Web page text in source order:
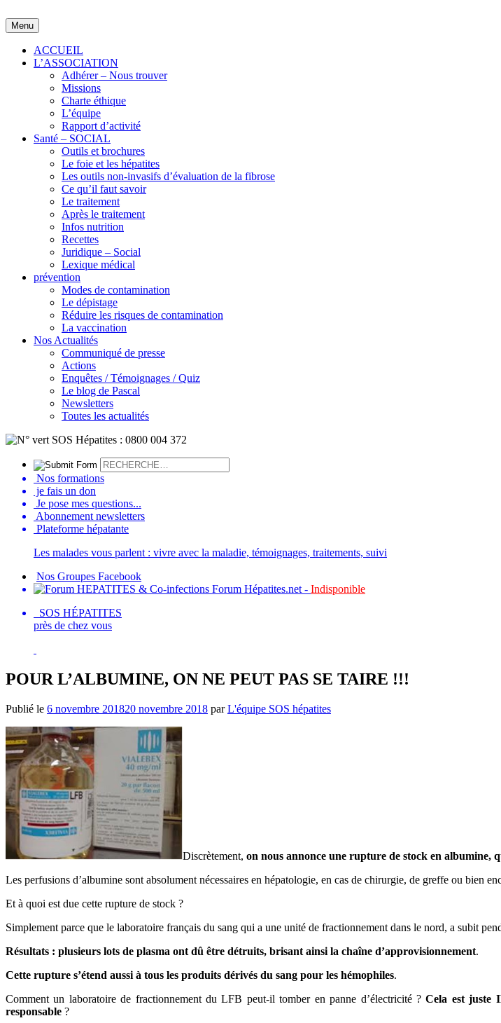
to
content
Menu
ACCUEIL
L’ASSOCIATION
Adhérer – Nous trouver
Missions
Charte éthique
L’équipe
Rapport d’activité
Santé – SOCIAL
Outils et brochures
Le foie et les hépatites
Les outils non-invasifs d’évaluation de la fibrose
Ce qu’il faut savoir
Le traitement
Après le traitement
Infos nutrition
Recettes
Juridique – Social
Lexique médical
prévention
Modes de contamination
Le dépistage
Réduire les risques de contamination
La vaccination
Nos Actualités
Communiqué de presse
Actions
Enquêtes / Témoignages / Quiz
Le blog de Pascal
Newsletters
Toutes les actualités
Nos formations
je fais un don
Je pose mes questions...
Abonnement newsletters
Plateforme hépatante
Les malades vous parlent : vivre avec la maladie, témoignages, traitements, suivi
Nos Groupes Facebook
Forum Hépatites.net - Indisponible
SOS HÉPATITES
près de chez vous
POUR L’ALBUMINE, ON NE PEUT PAS SE TAIRE !!!
Publié le 6 novembre 201820 novembre 2018 parL'équipe SOS hépatites
Discrètement, on nous annonce une rupture de stock en albumine,
Les perfusions d’albumine sont absolument nécessaires en hépatologie, en cas de chirurgie, de greffe ou bien
Et à quoi est due cette rupture de stock ?
Simplement parce que le laboratoire français du sang qui a une unité de fractionnement dans le nord, a subit
Résultats : plusieurs lots de plasma ont dû être détruits, brisant ainsi la chaîne d’approvisionnement.
Cette rupture s’étend aussi à tous les produits dérivés du sang pour les hémophiles.
Comment un laboratoire de fractionnement du LFB peut-il tomber en panne d’électricité ?Cela est juste
responsable ?